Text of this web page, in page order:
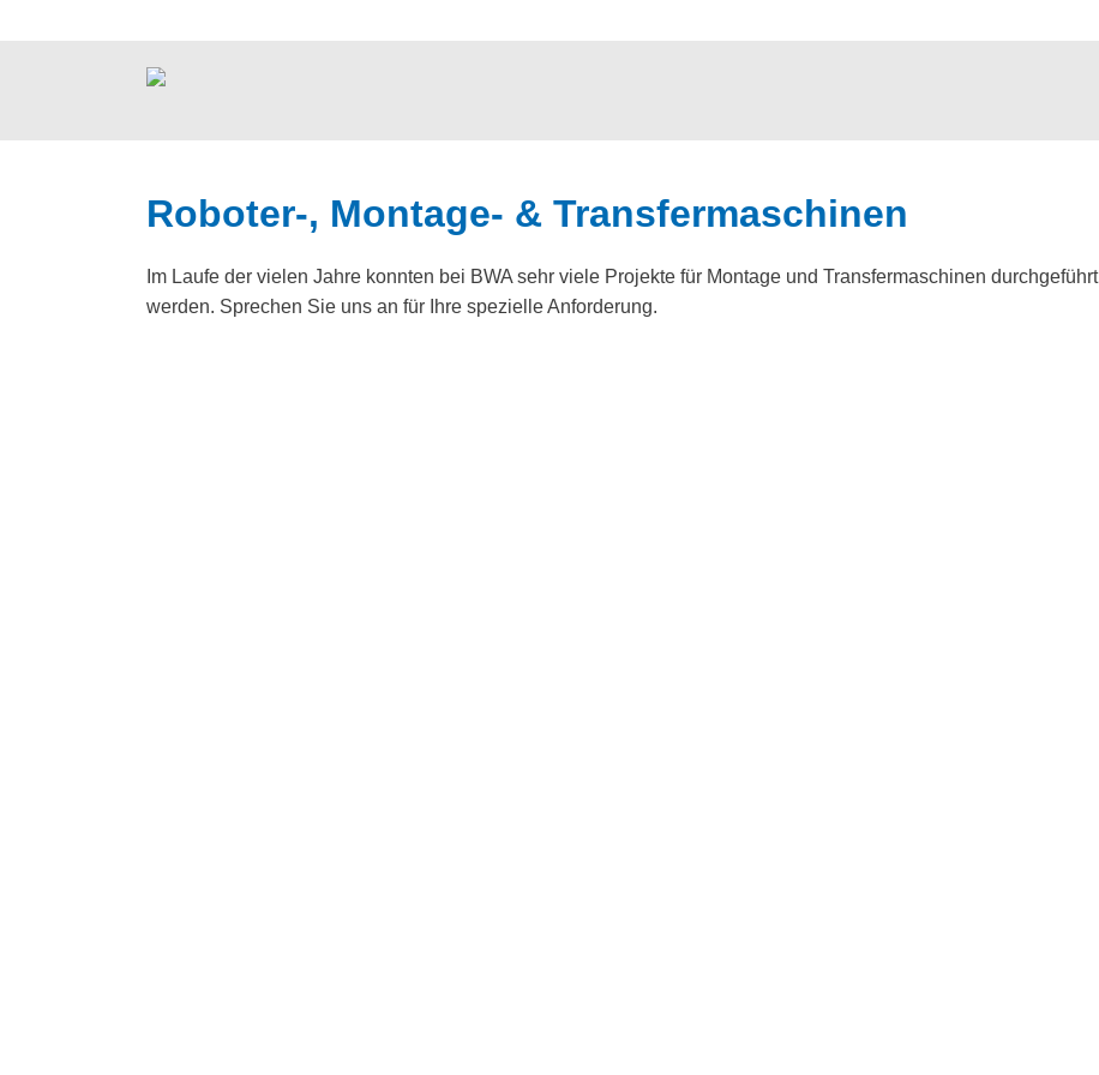
Roboter-, Montage- & Transfermaschinen
Im Laufe der vielen Jahre konnten bei BWA sehr viele Projekte für Montage und Transfermaschinen durchgeführt
werden. Sprechen Sie uns an für Ihre spezielle Anforderung.